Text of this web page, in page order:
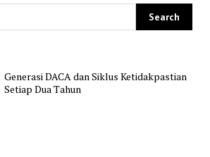
Generasi DACA dan Siklus Ketidakpastian
Setiap Dua Tahun